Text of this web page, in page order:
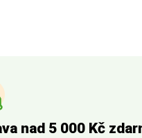
nad 5 000 Kč